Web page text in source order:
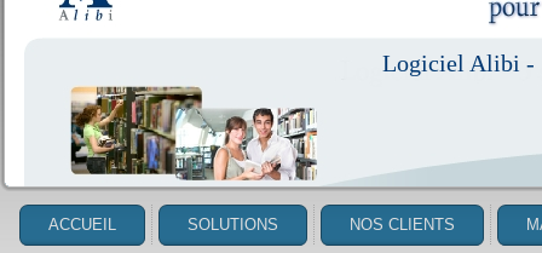
Logiciel Alibi -
ACCUEIL SOLUTIONS NOS CLIENTS